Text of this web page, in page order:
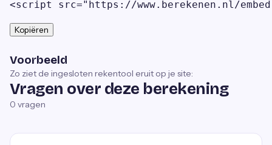
<script src="https://www.berekenen.nl/
Kopiëren
Voorbeeld
Zo ziet de ingesloten rekentool eruit op je site:
Vragen over deze berekening
0 vragen